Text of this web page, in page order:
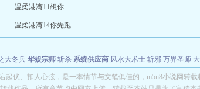
温柔港湾11想你
温柔港湾14你先跑
大冬兵 华娱宗师 斩杀 系统供应商 风水大术士 斩邪 万界圣师
交易 全职武神 位面复制大师 华娱特效大亨 原始大厨王 怪物聊
起伏、扣人心弦，是一本情节与文笔俱佳的，m5n8小说网转载